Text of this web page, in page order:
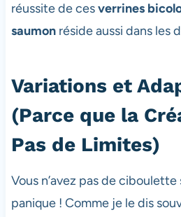
réussite de cesverrines
saumonréside aussi dans les
Variations et
(Parce que la
Pas de Limites)
Vous n’avez pas de ciboulette
panique ! Comme je le dis